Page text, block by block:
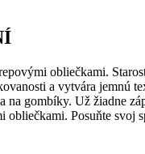
obliečkami.
a vytvára jemnú
na gombíky. Už žiadne
Posuňte svoj